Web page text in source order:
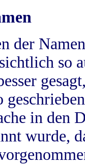
der
so
in
wurde,